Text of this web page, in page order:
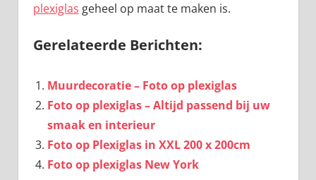
plexiglas geheel op maat te maken is.
Gerelateerde Berichten:
Muurdecoratie – Foto op plexiglas
Foto op plexiglas – Altijd passend bij uw
smaak en interieur
Foto op Plexiglas in XXL 200 x 200cm
Foto op plexiglas New York